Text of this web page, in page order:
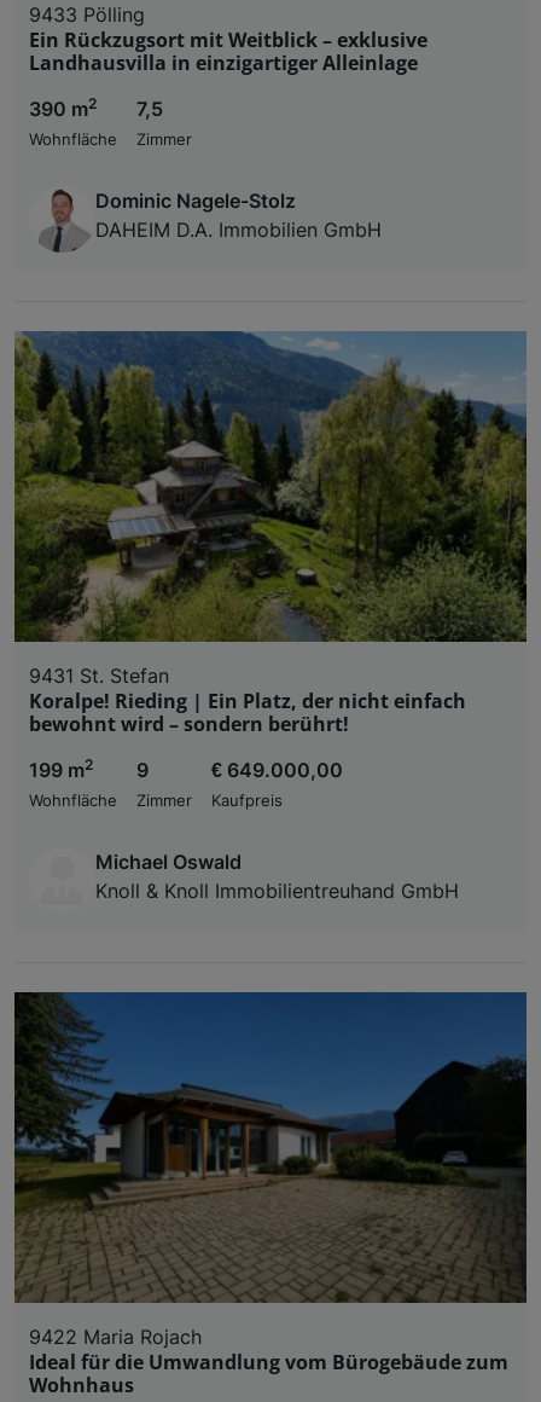
9433 Pölling
Ein Rückzugsort mit Weitblick – exklusive
Landhausvilla in einzigartiger Alleinlage
390 m2
Wohnfläche
7,5
Zimmer
Dominic Nagele-Stolz
DAHEIM D.A. Immobilien GmbH
9431 St. Stefan
Koralpe! Rieding | Ein Platz, der nicht einfach
bewohnt wird – sondern berührt!
199 m2
Wohnfläche
9
Zimmer
€ 649.000,00
Kaufpreis
Michael Oswald
Knoll & Knoll Immobilientreuhand GmbH
9422 Maria Rojach
Ideal für die Umwandlung vom Bürogebäude zum
Wohnhaus